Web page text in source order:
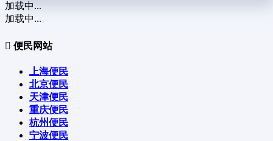
加载中...
加载中...
便民网站
上海便民
北京便民
天津便民
重庆便民
杭州便民
宁波便民